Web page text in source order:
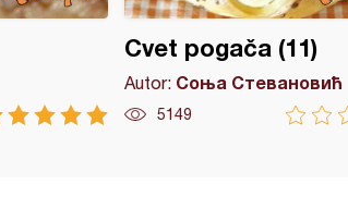
Cvet pogača (11)
Autor: Соња Стевановић
5149